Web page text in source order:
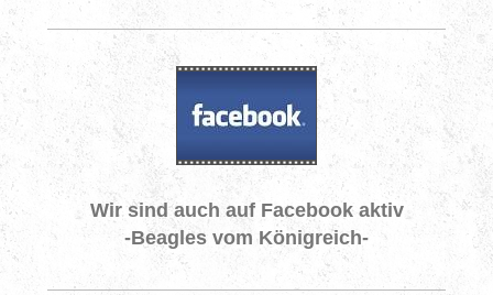
Wir sind auch auf Facebook aktiv
-Beagles vom Königreich-